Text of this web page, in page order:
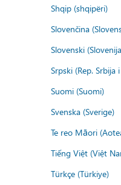
Shqip (shqipëri)
Slovenčina
Slovenski
Srpski (Rep. Srbija
Suomi (Suomi)
Svenska (Sverige)
Te reo Māori
Tiếng Việt (Việt
Türkçe (Türkiye)